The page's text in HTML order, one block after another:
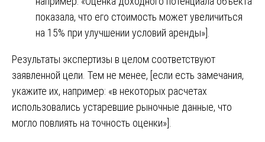
показала, что его стоимость может увеличиться
на 15% при улучшении условий аренды»].
Результаты экспертизы в целом соответствуют
заявленной цели. Тем не менее, [если есть замечания,
укажите их, например: «в некоторых расчетах
использовались устаревшие рыночные данные, что
могло повлиять на точность оценки»].